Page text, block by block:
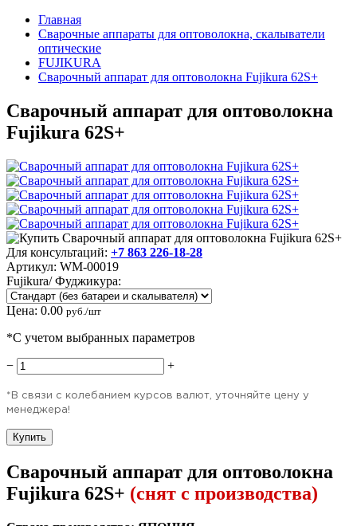
Главная
Сварочные аппараты для оптоволокна, скалыватели
оптические
FUJIKURA
Сварочный аппарат для оптоволокна Fujikura 62S+
Сварочный аппарат для оптоволокна
Fujikura 62S+
Для консультаций: +7 863 226-18-28
Артикул: WM-00019
Fujikura/ Фуджикура:
Цена: 0.00 руб./шт
*С учетом выбранных параметров
− +
*В связи с колебанием курсов валют, уточняйте цену у
менеджера!
Купить
Сварочный аппарат для оптоволокна
Fujikura 62S+ (снят с производства)